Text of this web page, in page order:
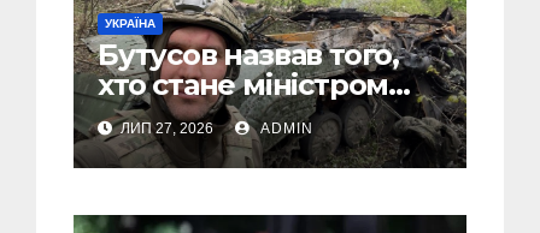
УКРАЇНА
Бутусов назвав того,
хто стане міністром
оборони України, і
пояснив, чому інакше
не може бути
ЛИП 27, 2026 ADMIN